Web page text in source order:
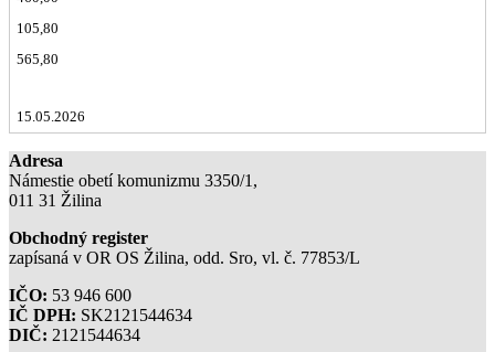
105,80
565,80
15.05.2026
Adresa
Námestie obetí komunizmu 3350/1,
011 31 Žilina
Obchodný register
zapísaná v OR OS Žilina, odd. Sro, vl. č. 77853/L
IČO: 53 946 600
IČ DPH: SK2121544634
DIČ: 2121544634